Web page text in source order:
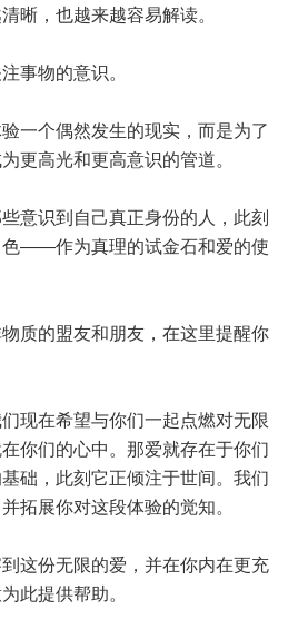
晰，也越来越容易解读。
事物的意识。
一个偶然发生的现实，而是为了
更高光和更高意识的管道。
意识到自己真正身份的人，此刻
色——作为真理的试金石和爱的使
质的盟友和朋友，在这里提醒你
现在希望与你们一起点燃对无限
你们的心中。那爱就存在于你们
础，此刻它正倾注于世间。我们
拓展你对这段体验的觉知。
这份无限的爱，并在你内在更充
此提供帮助。